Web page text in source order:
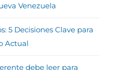
Venezuela
5 Decisiones Clave para
Actual
debe leer para